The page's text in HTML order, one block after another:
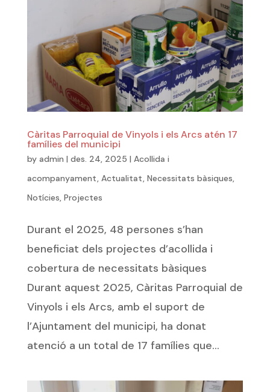
Càritas Parroquial de Vinyols i els Arcs atén 17
famílies del municipi
by admin | des. 24, 2025 | Acollida i
acompanyament Actualitat Necessitats bàsiques
Notícies Projectes
Durant el 2025, 48 persones s’han
beneficiat dels projectes d’acollida i
cobertura de necessitats bàsiques
Durant aquest 2025, Càritas Parroquial de
Vinyols i els Arcs, amb el suport de
l’Ajuntament del municipi, ha donat
atenció a un total de 17 famílies que...